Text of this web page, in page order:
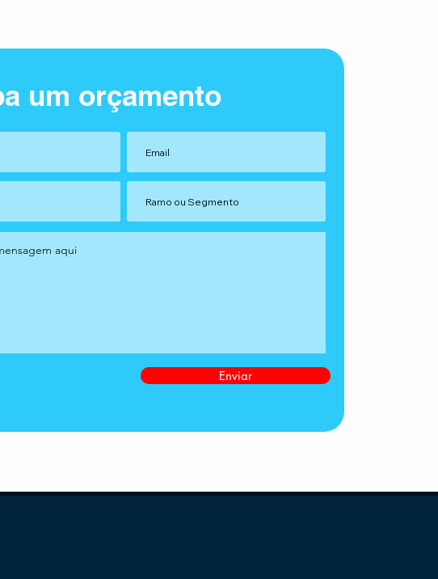
um orçamento
Enviar